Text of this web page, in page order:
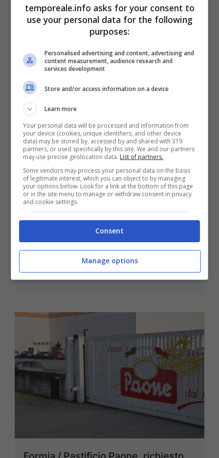
tavolo tecnico tra lavoratori e la
Corex Spa
Formia / Pastificio Paone, la Corex
9 Maggio 2022
temporeale.info asks for your consent to
use your personal data for the following
purposes:
Personalised advertising and content, advertising and
content measurement, audience research and
services development
Store and/or access information on a device
Learn more
Your personal data will be processed and information from
your device (cookies, unique identifiers, and other device
data) may be stored by, accessed by and shared with 319
partners, or used specifically by this site. We and our partners
may use precise geolocation data. List of partners.
Some vendors may process your personal data on the basis
of legitimate interest, which you can object to by managing
your options below. Look for a link at the bottom of this page
or in the site menu to manage or withdraw consent in privacy
and cookie settings.
Consent
Manage options